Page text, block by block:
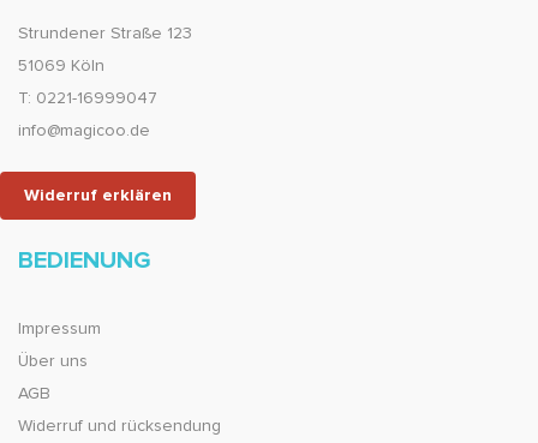
Strundener Straße 123
51069 Köln
T: 0221-16999047
info@magicoo.de
Widerruf erklären
BEDIENUNG
Impressum
Über uns
AGB
Widerruf und rücksendung